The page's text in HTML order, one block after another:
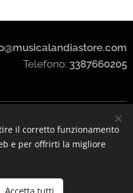
al carrello
Telefono: 3387660205
Cookies
il corretto funzionamento
e per offrirti la migliore
Accetta tutti